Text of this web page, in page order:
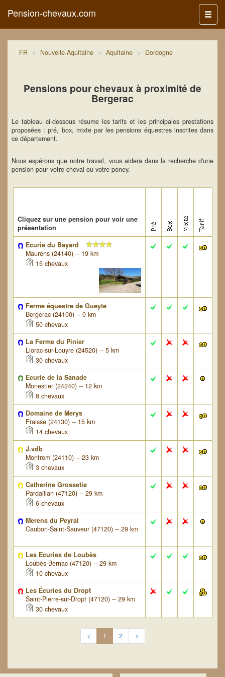
Menu
Pension-chevaux.com
FR Nouvelle-Aquitaine Aquitaine Dordogne
Pensions pour chevaux à proximité de
Bergerac
Le tableau ci-dessous résume les tarifs et les principales prestations
proposées : pré, box, mixte par les pensions équestres inscrites dans
ce département.
Nous espérons que notre travail, vous aidera dans la recherche d'une
pension pour votre cheval ou votre poney.
Cliquez sur une pension pour voir une
présentation
Ecurie du Bayard
Maurens (24140) -- 19 km
15 chevaux
Ferme équestre de Gueyte
Bergerac (24100) -- 0 km
50 chevaux
La Ferme du Pinier
Liorac-sur-Louyre (24520) -- 5 km
30 chevaux
Ecurie de la Sanade
Monestier (24240) -- 12 km
8 chevaux
Domaine de Merys
Fraisse (24130) -- 15 km
14 chevaux
J.vdb
Montrem (24110) -- 23 km
3 chevaux
Catherine Grossetie
Pardaillan (47120) -- 29 km
6 chevaux
Merens du Peyral
Caubon-Saint-Sauveur (47120) -- 29 km
Les Ecuries de Loubès
Loubès-Bernac (47120) -- 29 km
10 chevaux
Les Écuries du Dropt
Saint-Pierre-sur-Dropt (47120) -- 29 km
30 chevaux
< 1 2 >